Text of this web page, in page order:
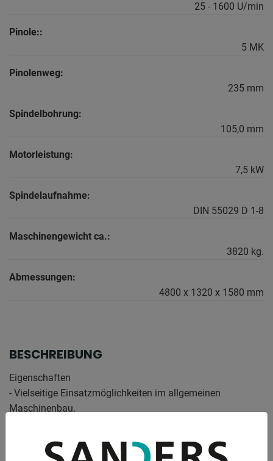
25 - 1600 U/min
Pinole::
5 MK
Pinolenweg:
235 mm
Spindelbohrung:
105,0 mm
Motorleistung:
7,5 kW
Spindelaufnahme:
DIN 55029 D 1-8
Maschinengewicht ca.:
3820 kg.
Abmessungen:
4800 x 1320 x 1580 mm
BESCHREIBUNG
Eigenschaften
- Vielseitige Einsatzmöglichkeiten im allgemeinen
Maschinenbau,
- Zentrale, handliche Schaltung für Vorschübe und Gewinde
. mit Leit- und Zugspindel